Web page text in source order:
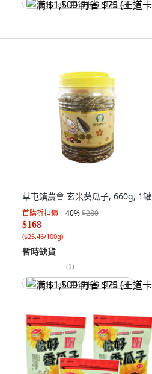
满 $1,500 再省 $75 (王道卡)
草屯鎮農會 玄米葵瓜子, 660g, 1罐
首購折扣價 40%$280
$168
($25.46/100g)
暫時缺貨
(1)
满 $1,500 再省 $75 (王道卡)